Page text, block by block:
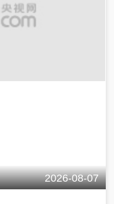
2026-08-07